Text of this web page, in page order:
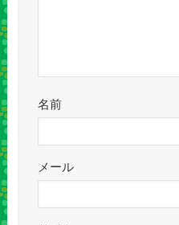
名前
メール